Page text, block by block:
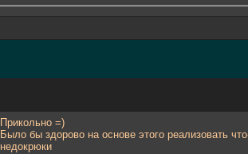
Прикольно =)
Было бы здорово на основе этого реализовать
недокрюки